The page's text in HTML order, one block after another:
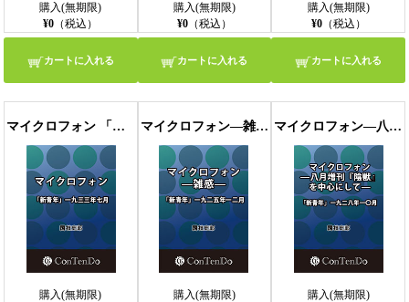
購入(無期限)
¥0 （税込）
カートに入れる
購入(無期限)
¥0（税込）
カートに入れる
購入(無期限)
¥0（税込）
カートに入れる
マイクロフォン 「新青年」一九三三年七月
購入(無期限)
マイクロフォン―雑感― 「新青年」一九二五年一二月
購入(無期限)
マイクロフォン―八月増刊『陰獣』を中心にして― 「新青年」一九二八年一〇月
購入(無期限)